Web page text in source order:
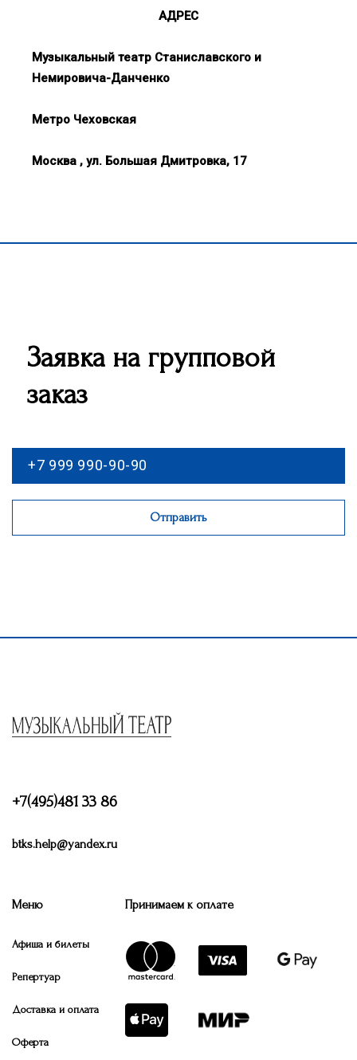
АДРЕС
Музыкальный театр Станиславского и
Немировича-Данченко
Метро Чеховская
Москва , ул. Большая Дмитровка, 17
Заявка на групповой
заказ
Отправить
Принимаем к оплате
Меню
Афиша и билеты
Репертуар
Доставка и оплата
Оферта
+7(495)481 33 86
btks.help@yandex.ru